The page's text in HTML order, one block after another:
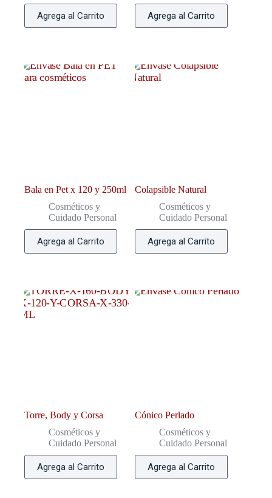
Agrega al Carrito Agrega al Carrito
Bala en Pet x 120 y 250ml
Cosméticos y
Cuidado Personal
Agrega al Carrito
Colapsible Natural
Cosméticos y
Cuidado Personal
Agrega al Carrito
Torre, Body y Corsa
Cosméticos y
Cuidado Personal
Agrega al Carrito
Cónico Perlado
Cosméticos y
Cuidado Personal
Agrega al Carrito